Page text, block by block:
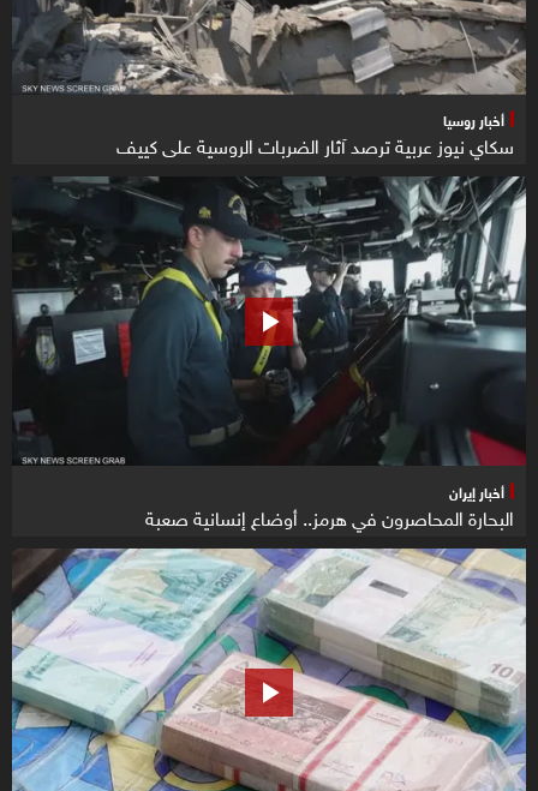
أخبار روسيا
سكاي نيوز عربية ترصد آثار الضربات الروسية على كييف
أخبار إيران
البحارة المحاصرون في هرمز.. أوضاع إنسانية صعبة